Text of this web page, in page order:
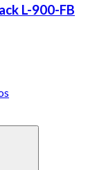
L-900-FB